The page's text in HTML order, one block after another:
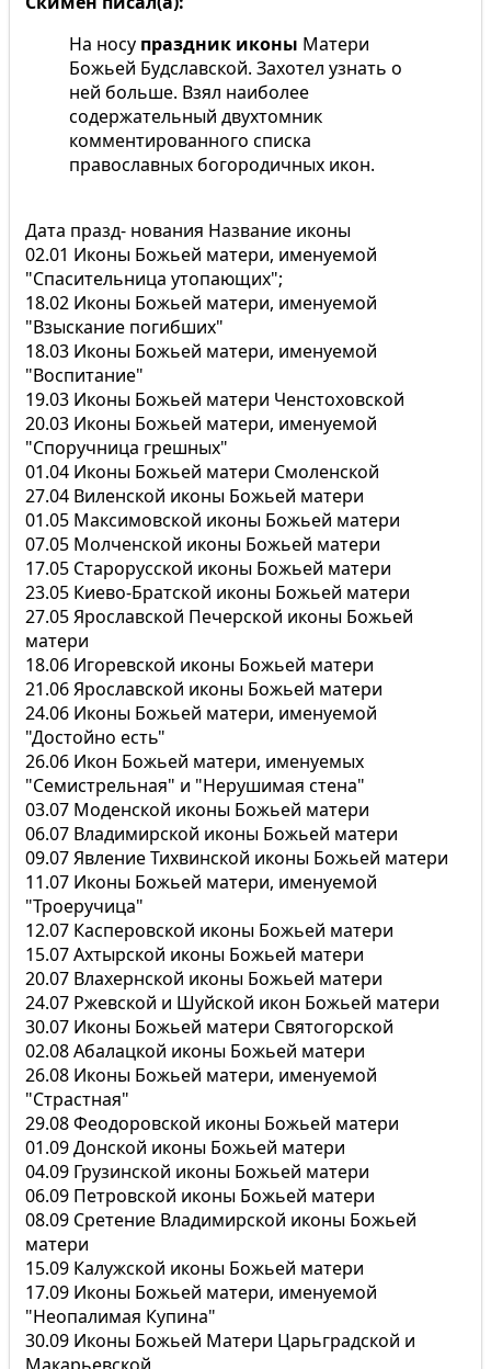
На носу праздник иконы Матери
Божьей Будславской. Захотел узнать о
ней больше. Взял наиболее
содержательный двухтомник
комментированного списка
православных богородичных икон.
Дата празд- нования Название иконы
02.01 Иконы Божьей матери, именуемой
"Спасительница утопающих";
18.02 Иконы Божьей матери, именуемой
"Взыскание погибших"
18.03 Иконы Божьей матери, именуемой
"Воспитание"
19.03 Иконы Божьей матери Ченстоховской
20.03 Иконы Божьей матери, именуемой
"Споручница грешных"
01.04 Иконы Божьей матери Смоленской
27.04 Виленской иконы Божьей матери
01.05 Максимовской иконы Божьей матери
07.05 Молченской иконы Божьей матери
17.05 Старорусской иконы Божьей матери
23.05 Киево-Братской иконы Божьей матери
27.05 Ярославской Печерской иконы Божьей
матери
18.06 Игоревской иконы Божьей матери
21.06 Ярославской иконы Божьей матери
24.06 Иконы Божьей матери, именуемой
"Достойно есть"
26.06 Икон Божьей матери, именуемых
"Семистрельная" и "Нерушимая стена"
03.07 Моденской иконы Божьей матери
06.07 Владимирской иконы Божьей матери
09.07 Явление Тихвинской иконы Божьей матери
11.07 Иконы Божьей матери, именуемой
"Троеручица"
12.07 Касперовской иконы Божьей матери
15.07 Ахтырской иконы Божьей матери
20.07 Влахернской иконы Божьей матери
24.07 Ржевской и Шуйской икон Божьей матери
30.07 Иконы Божьей матери Святогорской
02.08 Абалацкой иконы Божьей матери
26.08 Иконы Божьей матери, именуемой
"Страстная"
29.08 Феодоровской иконы Божьей матери
01.09 Донской иконы Божьей матери
04.09 Грузинской иконы Божьей матери
06.09 Петровской иконы Божьей матери
08.09 Сретение Владимирской иконы Божьей
матери
15.09 Калужской иконы Божьей матери
17.09 Иконы Божьей матери, именуемой
"Неопалимая Купина"
30.09 Иконы Божьей Матери Царьградской и
Макарьевской